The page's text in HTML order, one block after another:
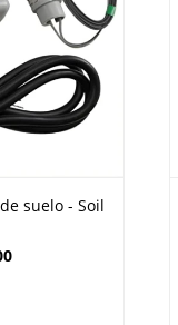
suelo - Soil